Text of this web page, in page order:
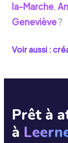
la-Marche,
Geneviève?
Voir aussi :
Prêt à
à